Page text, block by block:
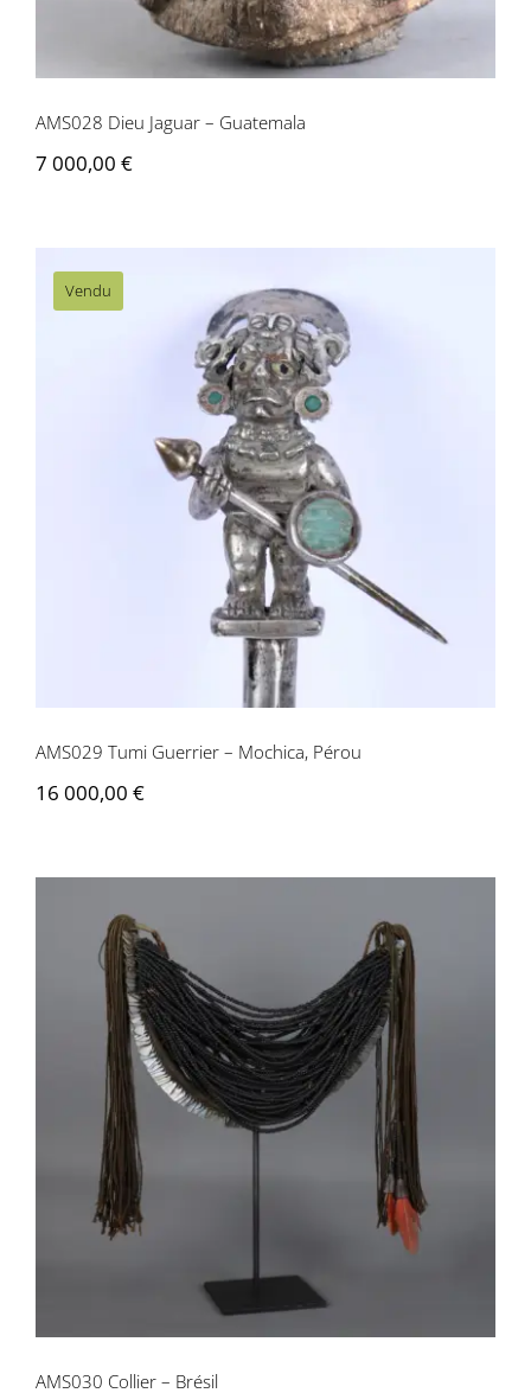
AMS028 Dieu Jaguar – Guatemala
7 000,00 €
Vendu
AMS029 Tumi Guerrier – Mochica,
Pérou
AMS029 Tumi Guerrier – Mochica, Pérou
16 000,00 €
AMS030 Collier – Brésil
AMS030 Collier – Brésil